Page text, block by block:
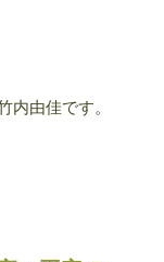
内由佳です。